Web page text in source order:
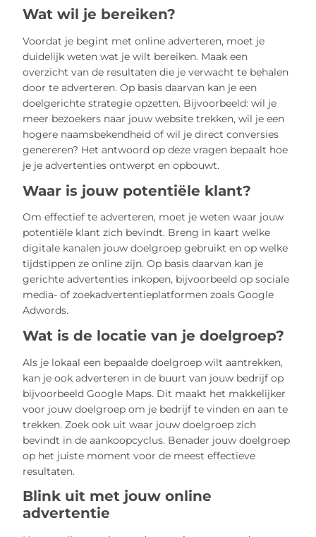
Wat wil je bereiken?
Voordat je begint met online adverteren, moet je
duidelijk weten wat je wilt bereiken. Maak een
overzicht van de resultaten die je verwacht te behalen
door te adverteren. Op basis daarvan kan je een
doelgerichte strategie opzetten. Bijvoorbeeld: wil je
meer bezoekers naar jouw website trekken, wil je een
hogere naamsbekendheid of wil je direct conversies
genereren? Het antwoord op deze vragen bepaalt hoe
je je advertenties ontwerpt en opbouwt.
Waar is jouw potentiële klant?
Om effectief te adverteren, moet je weten waar jouw
potentiële klant zich bevindt. Breng in kaart welke
digitale kanalen jouw doelgroep gebruikt en op welke
tijdstippen ze online zijn. Op basis daarvan kan je
gerichte advertenties inkopen, bijvoorbeeld op sociale
media- of zoekadvertentieplatformen zoals Google
Adwords.
Wat is de locatie van je doelgroep?
Als je lokaal een bepaalde doelgroep wilt aantrekken,
kan je ook adverteren in de buurt van jouw bedrijf op
bijvoorbeeld Google Maps. Dit maakt het makkelijker
voor jouw doelgroep om je bedrijf te vinden en aan te
trekken. Zoek ook uit waar jouw doelgroep zich
bevindt in de aankoopcyclus. Benader jouw doelgroep
op het juiste moment voor de meest effectieve
resultaten.
Blink uit met jouw online
advertentie